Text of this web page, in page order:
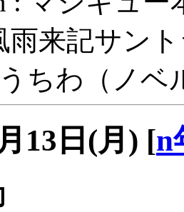
雨来記サン
ちわ（ノベ
13日(月) [n